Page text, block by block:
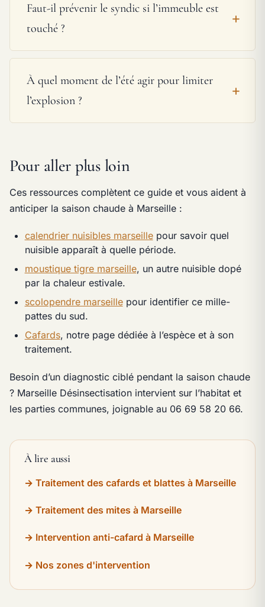
Faut-il prévenir le syndic si l’immeuble est
touché ?
À quel moment de l’été agir pour limiter
l’explosion ?
Pour aller plus loin
Ces ressources complètent ce guide et vous aident à
anticiper la saison chaude à Marseille :
calendrier nuisibles marseillepour savoir quel
nuisible apparaît à quelle période.
moustique tigre marseille, un autre nuisible dopé
par la chaleur estivale.
scolopendre marseillepour identifier ce mille-
pattes du sud.
Cafards, notre page dédiée à l’espèce et à son
traitement.
Besoin d’un diagnostic ciblé pendant la saison chaude
? Marseille Désinsectisation intervient sur l’habitat et
les parties communes, joignable au 06 69 58 20 66.
À lire aussi
Traitement des cafards et blattes à Marseille
Traitement des mites à Marseille
Intervention anti-cafard à Marseille
Nos zones d'intervention